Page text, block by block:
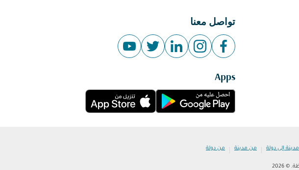
تواصل معنا
Apps
إلى دولة | من مدينة | من دولة
2026